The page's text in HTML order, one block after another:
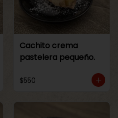
Cachito crema
pastelera pequeño.
$550